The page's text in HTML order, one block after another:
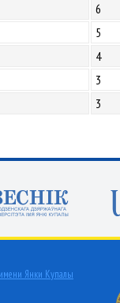
6
5
4
3
3
Янки Купалы